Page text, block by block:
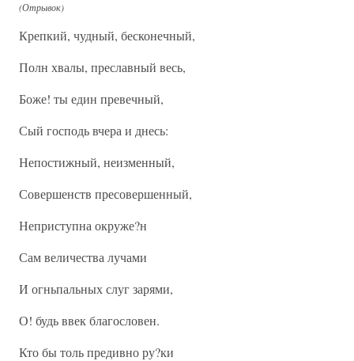
(Отрывок)
Крепкий, чудный, бесконечный,
Полн хвалы, преславный весь,
Боже! ты един превечный,
Сый господь вчера и днесь:
Непостижный, неизменный,
Совершенств пресовершенный,
Неприступна окруже?н
Сам величества лучами
И огньпальных слуг зарями,
О! будь ввек благословен.
Кто бы толь предивно ру?ки